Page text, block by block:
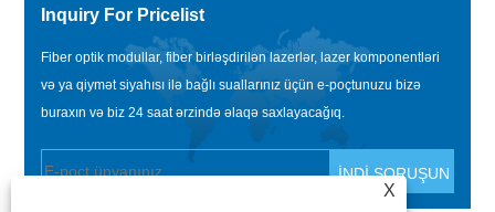
Inquiry For Pricelist
Fiber optik modullar, fiber birləşdirilən lazerlər, lazer komponentləri
və ya qiymət siyahısı ilə bağlı suallarınız üçün e-poçtunuzu bizə
buraxın və biz 24 saat ərzində əlaqə saxlayacağıq.
X